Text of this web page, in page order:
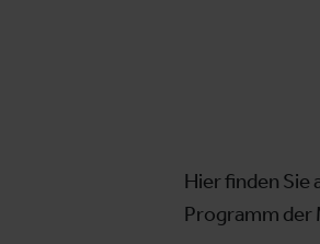
Hier finden Sie
Programm der